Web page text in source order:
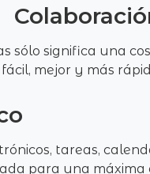
sólo significa una
mejor y más
tareas,
para una máxima